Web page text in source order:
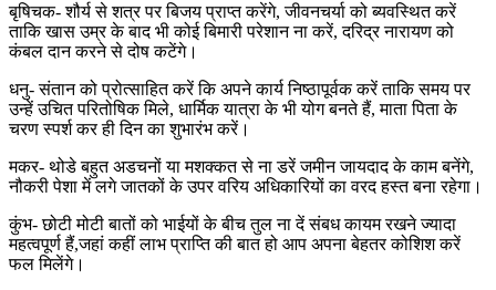
बृषिचक- शौर्य से शत्र पर बिजय प्राप्त करेंगे, जीवनचर्या को ब्यवस्थित करें
ताकि खास उम्र के बाद भी कोई बिमारी परेशान ना करें, दरिद्र नारायण को
कंबल दान करने से दोष कटेंगे।
धनु- संतान को प्रोत्साहित करें कि अपने कार्य निष्ठापूर्वक करें ताकि समय पर
उन्हें उचित परितोषिक मिले, धार्मिक यात्रा के भी योग बनते हैं, माता पिता के
चरण स्पर्श कर ही दिन का शुभारंभ करें।
मकर- थोडे बहुत अडचनों या मशक्कत से ना डरें जमीन जायदाद के काम बनेंगे,
नौकरी पेशा में लगे जातकों के उपर वरिय अधिकारियों का वरद हस्त बना रहेगा।
कुंभ- छोटी मोटी बातों को भाईयों के बीच तुल ना दें संबध कायम रखने ज्यादा
महत्वपूर्ण हैं,जहां कहीं लाभ प्राप्ति की बात हो आप अपना बेहतर कोशिश करें
फल मिलेंगे।